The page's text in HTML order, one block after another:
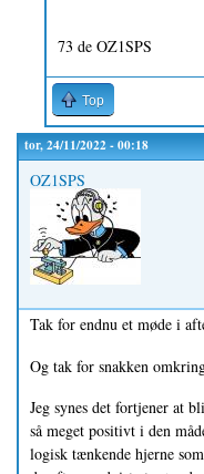
73 de OZ1SPS
Top
tor, 24/11/2022 - 00:18
OZ1SPS
Tak for endnu et møde i
Og tak for snakken
Jeg synes det fortjener at
så meget positivt i den
logisk tænkende hjerne